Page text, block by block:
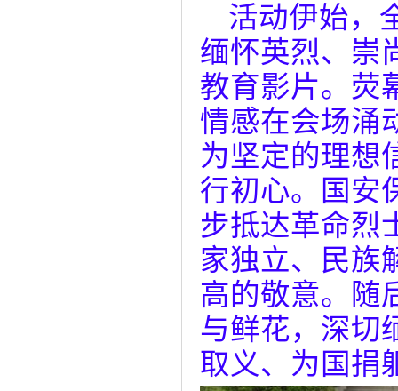
活动伊始，
缅怀英烈、崇
教育影片。荧
情感在会场涌
为坚定的理想
行初心。国安
步抵达革命烈
家独立、民族
高的敬意。随
与鲜花，深切
取义、为国捐